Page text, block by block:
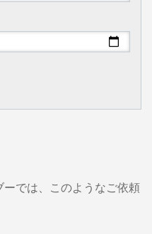
では、このようなご依頼